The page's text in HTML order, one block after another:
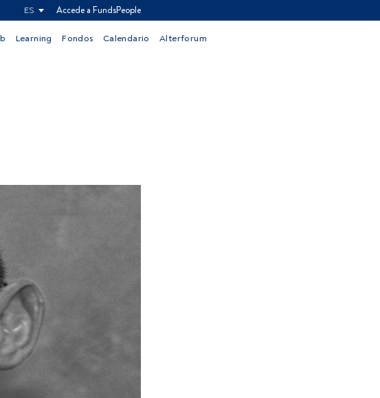
ES Accede a FundsPeople
Learning Fondos Calendario Alterforum